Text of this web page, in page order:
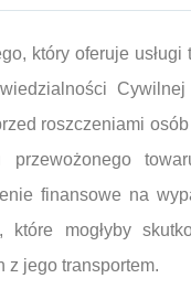
który oferuje
roszczeniami
finansowe na
które mogłyby
z jego transportem.